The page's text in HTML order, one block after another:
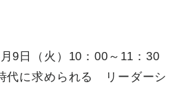
日（火）10：00～11：30
代に求められる リーダーシ